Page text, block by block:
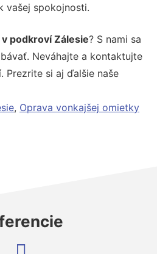
vašej spokojnosti.
podkroví Zálesie? S nami sa
Neváhajte a kontaktujte
Prezrite si aj ďalšie naše
, Oprava vonkajšej omietky